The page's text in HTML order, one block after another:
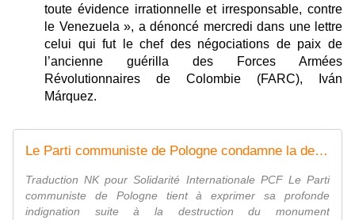
toute évidence irrationnelle et irresponsable, contre
le Venezuela », a dénoncé mercredi dans une lettre
celui qui fut le chef des négociations de paix de
l’ancienne guérilla des Forces Armées
Révolutionnaires de Colombie (FARC), Iván
Márquez.
Le Parti communiste de Pologne condamne la destruction du monument aux soldats soviétiques de Varsovie - Solidarité Internationale PCF
Traduction NK pour Solidarité Internationale PCF Le Parti
communiste de Pologne tient à exprimer sa profonde
indignation suite à la destruction du monument